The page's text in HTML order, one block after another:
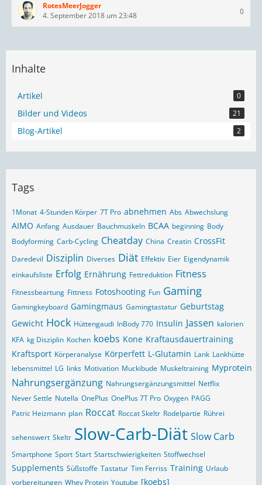
RotesMeerJogger
4. September 2018 um 23:48
0
Inhalte
Artikel 0
Bilder und Videos 21
Blog-Artikel 2
Tags
1Monat 4-Stunden Körper 7T Pro abnehmen Abs Abwechslung
AIMO Anfang Ausdauer Bauchmuskeln BCAA beginning Body
Bodyforming Carb-Cycling Cheatday China Creatin CrossFit
Daredevil Disziplin Diverses Diät Effektiv Eier Eigendynamik
einkaufsliste Erfolg Ernährung Fettreduktion Fitness
Fitnessbeartung Fittness Fotoshooting Fun Gaming
Gamingkeyboard Gamingmaus Gamingtastatur Geburtstag
Gewicht Hock Hüttengaudi InBody 770 Insulin Jassen kalorien
KFA kg Disziplin Kochen koebs Kone Kraftausdauertraining
Kraftsport Körperanalyse Körperfett L-Glutamin Lank Lankhütte
lebensmittel LG links Motivation Muckibude Muskeltraining Myprotein
Nahrungsergänzung Nahrungsergänzungsmittel Netflix
Never Settle Nutella OnePlus OnePlus 7T Pro Oxygen PAGG
Patric Heizmann plan Roccat Roccat Skeltr Rodelpartie Rührei
sehenswert Skeltr Slow-Carb-Diät Slow Carb
Smartphone Sport Start Startschwierigkeiten Stoffwechsel
Supplements Süßstoffe Tastatur Tim Ferriss Training Urlaub
vorbereitungen Whey Protein Youtube [koebs]